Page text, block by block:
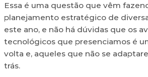
Essa é uma questão que vêm
planejamento estratégico de
este ano, e não há dúvidas que os
tecnológicos que presenciamos é
volta e, aqueles que não se
trás.